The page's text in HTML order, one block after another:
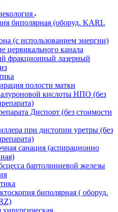
биполярная (оборуд. KARL
(с использованием энергии)
цервикального канала
фракционный лазерный
полости матки
кислоты НПО (без
Диспорт (без стоимости
при дистопии уретры (без
санация (аспирационно
бартолиниевой железы
биполярная ( оборуд.